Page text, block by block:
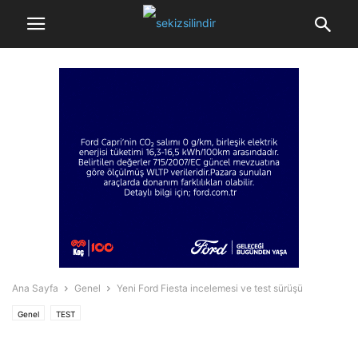
Ana Sayfa Genel Yeni Ford Fiesta incelemesi ve test sürüşü
Genel TEST